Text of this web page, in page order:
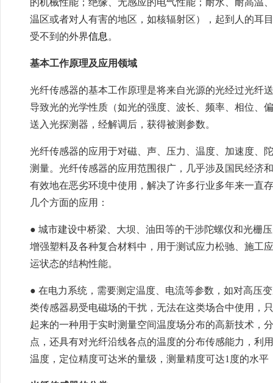
的机械性能；绝缘、无感应的电气性能；耐水、耐高温
温区或者对人有害的地区，如核辐射区），起到人的耳
受不到的外界信息 。
基本工作原理及应用领域
光纤传感器的基本工作原理是将来自光源的光经过光纤
导致光的光学性质（如光的强度、波长、频率、相位、
送入光探测器，经解调后，获得被测参数。
光纤传感器的应用于对磁、声、压力、温度、加速度、
测量。光纤传感器的应用范围很广，几乎涉及国民经济
有效地在恶劣环境中使用，解决了许多行业多年来一直
几个方面的应用：
● 城市建设中桥梁、大坝、油田等的干涉陀螺仪和光栅
增强塑料及各种复合材料中，用于测试应力松驰、施工
运状态的结构性能。
● 在电力系统，需要测定温度、电流等参数，如对高压
类传感器易受电磁场的干扰，无法在这类场合中使用，
起来的一种用于实时测量空间温度场分布的高新技术，
点，还具有对光纤沿线各点的温度的分布传感能力，利
温度，定位精度可达米的量级，测量精度可达1度的水